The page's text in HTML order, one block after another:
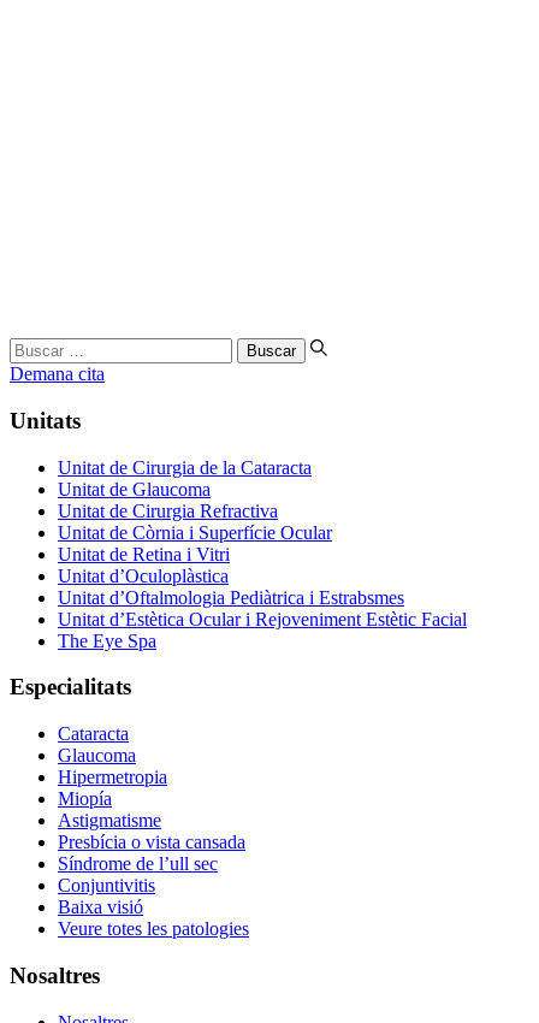
Buscar
…
Demana cita
Unitats
Unitat de Cirurgia de la Cataracta
Unitat de Glaucoma
Unitat de Cirurgia Refractiva
Unitat de Còrnia i Superfície Ocular
Unitat de Retina i Vitri
Unitat d’Oculoplàstica
Unitat d’Oftalmologia Pediàtrica i Estrabsmes
Unitat d’Estètica Ocular i Rejoveniment Estètic Facial
The Eye Spa
Especialitats
Cataracta
Glaucoma
Hipermetropia
Miopía
Astigmatisme
Presbícia o vista cansada
Síndrome de l’ull sec
Conjuntivitis
Baixa visió
Veure totes les patologies
Nosaltres